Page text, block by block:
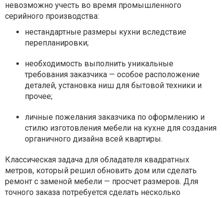
невозможно учесть во время промышленного
серийного производства:
нестандартные размеры кухни вследствие
перепланировки;
необходимость выполнить уникальные
требования заказчика — особое расположение
деталей, установка ниш для бытовой техники и
прочее;
личные пожелания заказчика по оформлению и
стилю изготовления мебели на кухне для создания
органичного дизайна всей квартиры.
Классическая задача для обладателя квадратных
метров, который решил обновить дом или сделать
ремонт с заменой мебели — просчет размеров. Для
точного заказа потребуется сделать несколько